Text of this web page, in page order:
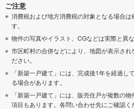
ご注意
消費税および地方消費税の対象となる場合は
す。
物件の写真やイラスト、CGなどは実際と異
市区町村の合併などにより、地図が表示され
ださい。
「新築一戸建て」には、完成後1年を経過し
る場合があります。
「新築一戸建て」には、販売住戸が複数の
項目もあります。各問い合わせ先にご確認く